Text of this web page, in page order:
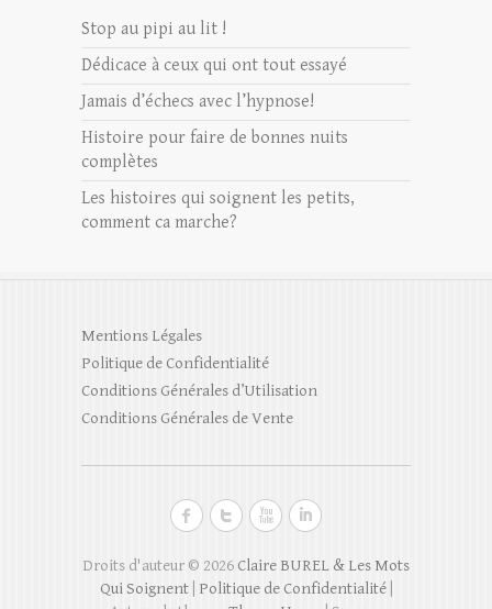
Stop au pipi au lit !
Dédicace à ceux qui ont tout essayé
Jamais d’échecs avec l’hypnose!
Histoire pour faire de bonnes nuits
complètes
Les histoires qui soignent les petits,
comment ca marche?
Mentions Légales
Politique de Confidentialité
Conditions Générales d’Utilisation
Conditions Générales de Vente
Droits d'auteur © 2026 Claire BUREL & Les Mots
Qui Soignent| Politique de Confidentialité|